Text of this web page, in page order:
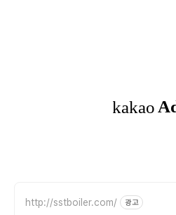
http://sstboiler.com/ 광고